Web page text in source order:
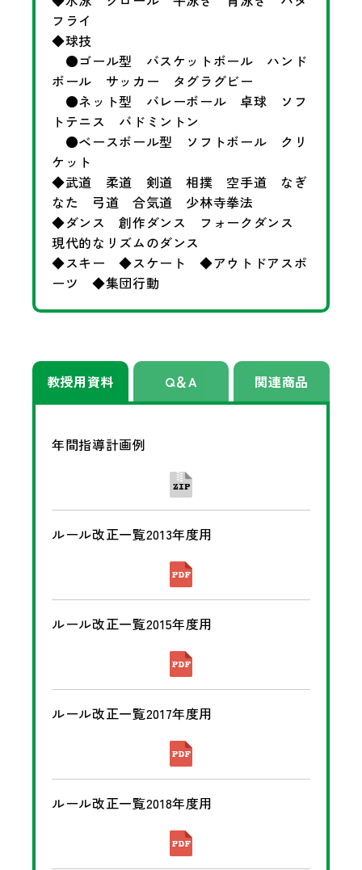
フライ
◆球技
●ゴール型 バスケットボール ハンド
ボール サッカー タグラグビー
●ネット型 バレーボール 卓球 ソフ
トテニス バドミントン
●ベースボール型 ソフトボール クリ
ケット
◆武道 柔道 剣道 相撲 空手道 なぎ
なた 弓道 合気道 少林寺拳法
◆ダンス 創作ダンス フォークダンス
現代的なリズムのダンス
◆スキー ◆スケート ◆アウトドアスポ
ーツ ◆集団行動
教授用資料 Q＆A 関連商品
年間指導計画例
ルール改正一覧2013年度用
ルール改正一覧2015年度用
ルール改正一覧2017年度用
ルール改正一覧2018年度用